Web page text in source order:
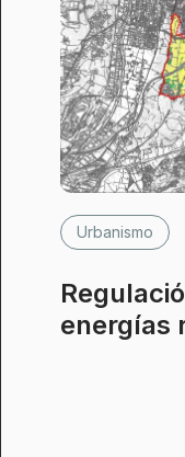
Urbanismo
energías